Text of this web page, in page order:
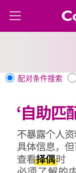
配对条件搜索